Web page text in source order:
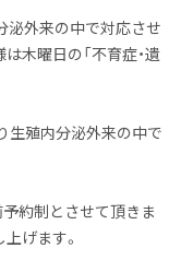
泌外来の中で対応させ
木曜日の「不育症・遺
生殖内分泌外来の中で
約制とさせて頂きま
げます。